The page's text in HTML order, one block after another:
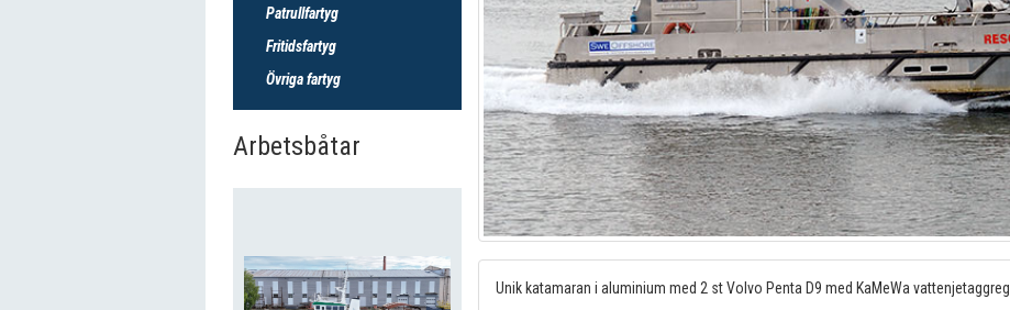
Patrullfartyg
Fritidsfartyg
Övriga fartyg
Arbetsbåtar
Unik katamaran i aluminium med 2 st Volvo Penta D9 med KaMeWa